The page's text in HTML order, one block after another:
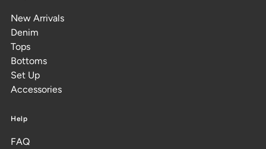
New Arrivals
Denim
Tops
Bottoms
Set Up
Accessories
Help
FAQ